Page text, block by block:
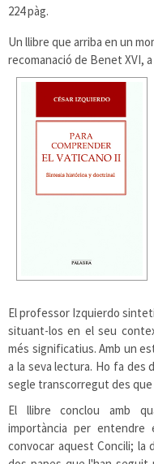
224 pàg.
Un llibre que arriba en un
recomanació de Benet XVI, a
El professor Izquierdo
situant-los en el seu
més significatius. Amb un
a la seva lectura. Ho fa des
segle transcorregut des que
El llibre conclou amb
importància per
convocar aquest Concili; la